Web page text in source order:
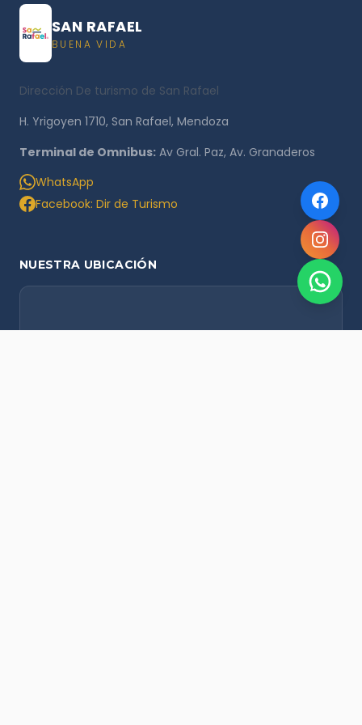
SAN RAFAEL
BUENA VIDA
Dirección De turismo de San Rafael
H. Yrigoyen 1710, San Rafael, Mendoza
Terminal de Omnibus: Av Gral. Paz, Av. Granaderos
WhatsApp
Facebook: Dir de Turismo
NUESTRA UBICACIÓN